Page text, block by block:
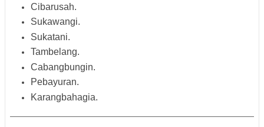
Cibarusah.
Sukawangi.
Sukatani.
Tambelang.
Cabangbungin.
Pebayuran.
Karangbahagia.